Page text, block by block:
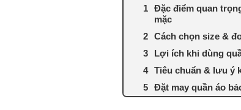
Đặc điểm quan
mặc
Cách chọn size &
Lợi ích khi dùng
Tiêu chuẩn & lưu ý
Đặt may quần áo